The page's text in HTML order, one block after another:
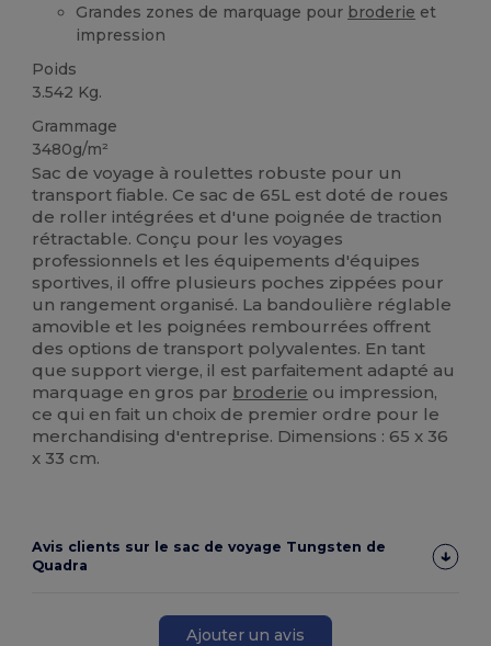
Grandes zones de marquage pour broderie et
impression
Poids
3.542 Kg.
Grammage
3480g/m²
Sac de voyage à roulettes robuste pour un
transport fiable. Ce sac de 65L est doté de roues
de roller intégrées et d'une poignée de traction
rétractable. Conçu pour les voyages
professionnels et les équipements d'équipes
sportives, il offre plusieurs poches zippées pour
un rangement organisé. La bandoulière réglable
amovible et les poignées rembourrées offrent
des options de transport polyvalentes. En tant
que support vierge, il est parfaitement adapté au
marquage en gros par broderie ou impression,
ce qui en fait un choix de premier ordre pour le
merchandising d'entreprise. Dimensions : 65 x 36
x 33 cm.
Avis clients sur le sac de voyage Tungsten de
Quadra
Ajouter un avis